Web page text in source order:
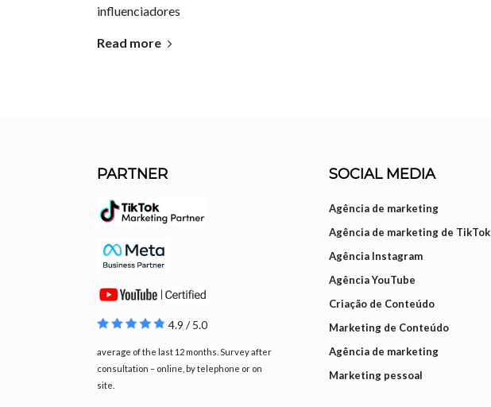
influenciadores
Read more
PARTNER
4.9 / 5.0
average of the last 12 months. Survey after
consultation – online, by telephone or on
site.
SOCIAL MEDIA
Agência de marketing
Agência de marketing de TikTok
Agência Instagram
Agência YouTube
Criação de Conteúdo
Marketing de Conteúdo
Agência de marketing
Marketing pessoal